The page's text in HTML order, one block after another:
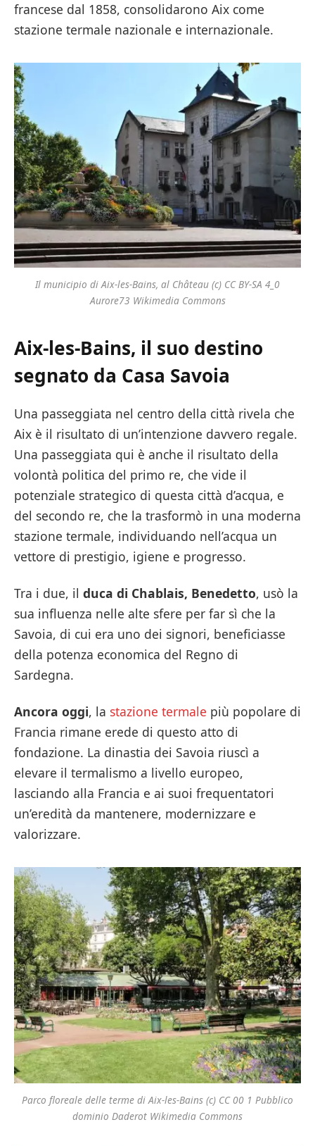
francese dal 1858, consolidarono Aix come
stazione termale nazionale e internazionale.
Il municipio di Aix-les-Bains, al Château (c) CC BY-SA 4_0
Aurore73 Wikimedia Commons
Aix-les-Bains, il suo destino
segnato da Casa Savoia
Una passeggiata nel centro della città rivela che
Aix è il risultato di un’intenzione davvero regale.
Una passeggiata qui è anche il risultato della
volontà politica del primo re, che vide il
potenziale strategico di questa città d’acqua, e
del secondo re, che la trasformò in una moderna
stazione termale, individuando nell’acqua un
vettore di prestigio, igiene e progresso.
Tra i due, il duca di Chablais, Benedetto, usò la
sua influenza nelle alte sfere per far sì che la
Savoia, di cui era uno dei signori, beneficiasse
della potenza economica del Regno di
Sardegna.
Ancora oggi, la stazione termale più popolare di
Francia rimane erede di questo atto di
fondazione. La dinastia dei Savoia riuscì a
elevare il termalismo a livello europeo,
lasciando alla Francia e ai suoi frequentatori
un’eredità da mantenere, modernizzare e
valorizzare.
Parco floreale delle terme di Aix-les-Bains (c) CC 00 1 Pubblico
dominio Daderot Wikimedia Commons